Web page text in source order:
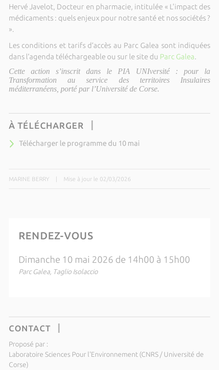
Hervé Javelot, Docteur en pharmacie, intitulée « L'impact des
médicaments : quels enjeux pour notre santé et nos sociétés ?
».
Les conditions et tarifs d’accès au Parc Galea sont indiquées
dans l’agenda téléchargeable ou sur le site du Parc Galea.
Cette action s’inscrit dans le PIA UNIversité : pour la
Transformation au service des territoires Insulaires
méditerranéens, porté par l’Université de Corse.
À TÉLÉCHARGER
Télécharger le programme du 10 mai
MARINE BERRY Mise à jour le 02/03/2026
RENDEZ-VOUS
Dimanche 10 mai 2026 de 14h00 à 15h00
Parc Galea, Taglio Isolaccio
CONTACT
Proposé par :
Laboratoire Sciences Pour l'Environnement (CNRS / Université de
Corse)